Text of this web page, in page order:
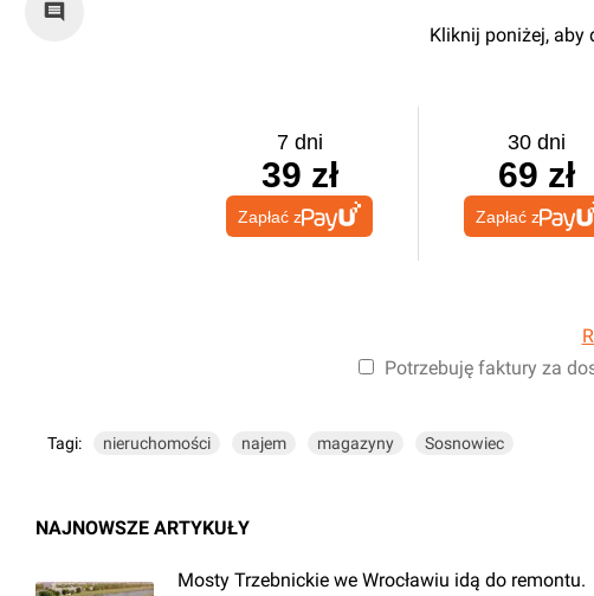
Kliknij poniżej, aby
7 dni
39 zł
Zapłać z
30 dni
69 zł
Zapłać z
Potrzebuję faktury za
Tagi: nieruchomości najem magazyny Sosnowiec
NAJNOWSZE ARTYKUŁY
Mosty Trzebnickie we Wrocławiu idą do remontu.